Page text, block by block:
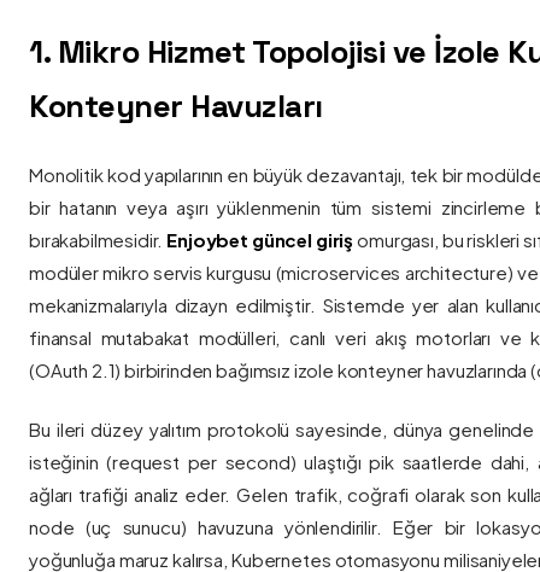
1. Mikro Hizmet Topolojisi ve İzole
Konteyner Havuzları
Monolitik kod yapılarının en büyük dezavantajı, tek bir
bir hatanın veya aşırı yüklenmenin tüm sistemi zincirleme
bırakabilmesidir. Enjoybet güncel giriş omurgası, bu riskleri
modüler mikro servis kurgusu (microservices architecture)
mekanizmalarıyla dizayn edilmiştir. Sistemde yer alan
finansal mutabakat modülleri, canlı veri akış motorları ve
(OAuth 2.1) birbirinden bağımsız izole konteyner havuzlarında
Bu ileri düzey yalıtım protokolü sayesinde, dünya genelinde
isteğinin (request per second) ulaştığı pik saatlerde dahi,
ağları trafiği analiz eder. Gelen trafik, coğrafi olarak son
node (uç sunucu) havuzuna yönlendirilir. Eğer bir
yoğunluğa maruz kalırsa, Kubernetes otomasyonu